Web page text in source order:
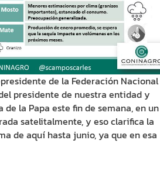
de la Federación Nacional
presidente de nuestra entidad y
la Papa este fin de semana, en un
satelitalmente, y eso clarifica la
de aquí hasta junio, ya que en esa